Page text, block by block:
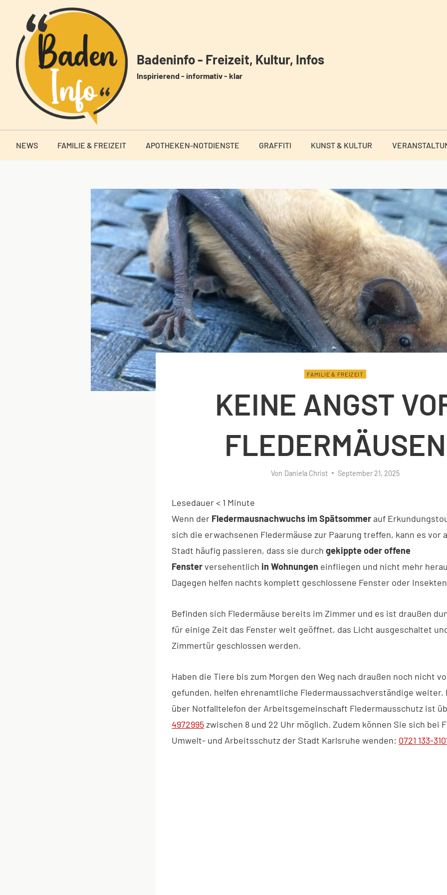
springen
Badeninfo - Freizeit, Kultur, Infos
Inspirierend - informativ - klar
NEWS FAMILIE & FREIZEIT APOTHEKEN-NOTDIENSTE GRAFFITI KUNST & KULTUR
FAMILIE & FREIZEIT
KEINE ANGST
FLEDERMÄUSEN
Von Daniela Christ September 21, 2025
Lesedauer< 1 Minute
Wenn der Fledermausnachwuchs im Spätsommer auf
sich die erwachsenen Fledermäuse zur Paarung treffen, kann es vor
Stadt häufig passieren, dass sie durch gekippte oder offene
Fensterversehentlich in Wohnungen einfliegen und nicht mehr
Dagegen helfen nachts komplett geschlossene Fenster oder
Befinden sich Fledermäuse bereits im Zimmer und es ist draußen
für einige Zeit das Fenster weit geöffnet, das Licht ausgeschaltet
Zimmertür geschlossen werden.
Haben die Tiere bis zum Morgen den Weg nach draußen noch nicht
gefunden, helfen ehrenamtliche Fledermaussachverständige weiter.
über Notfalltelefon der Arbeitsgemeinschaft Fledermausschutz ist
4972995zwischen 8 und 22 Uhr möglich. Zudem können Sie sich bei
Umwelt- und Arbeitsschutz der Stadt Karlsruhe wenden: 0721 133-